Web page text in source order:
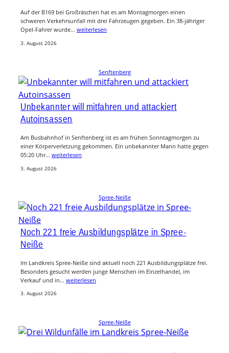
Auf der B169 bei Großräschen hat es am Montagmorgen einen
schweren Verkehrsunfall mit drei Fahrzeugen gegeben. Ein 38-jähriger
Opel-Fahrer wurde… weiterlesen
3. August 2026
Senftenberg
Unbekannter will mitfahren und attackiert
Autoinsassen
Am Busbahnhof in Senftenberg ist es am frühen Sonntagmorgen zu
einer Körperverletzung gekommen. Ein unbekannter Mann hatte gegen
05:20 Uhr… weiterlesen
3. August 2026
Spree-Neiße
Noch 221 freie Ausbildungsplätze in Spree-
Neiße
Im Landkreis Spree-Neiße sind aktuell noch 221 Ausbildungsplätze frei.
Besonders gesucht werden junge Menschen im Einzelhandel, im
Verkauf und in… weiterlesen
3. August 2026
Spree-Neiße